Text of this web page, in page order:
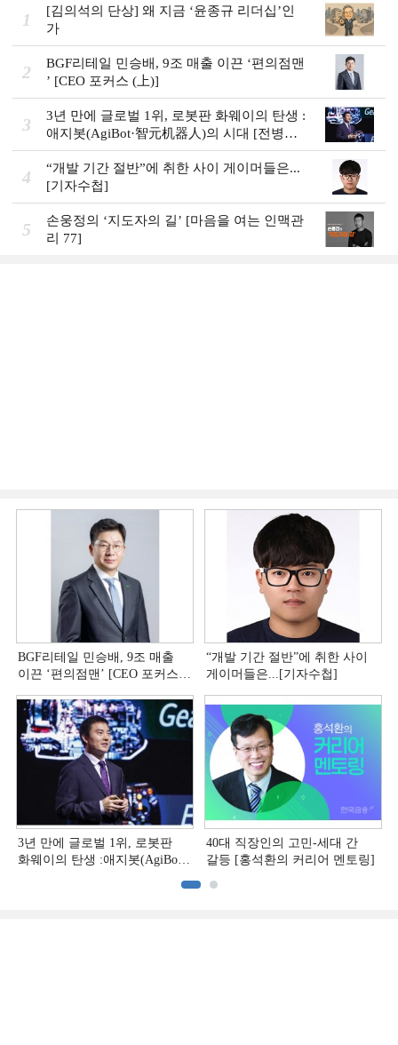
1
[김의석의 단상] 왜 지금 ‘윤종규 리더십’인
가
2
BGF리테일 민승배, 9조 매출 이끈 ‘편의점맨
ʼ [CEO 포커스 (上)]
3
3년 만에 글로벌 1위, 로봇판 화웨이의 탄생 :
애지봇(AgiBot·智元机器人)의 시대 [전병서
의 中 첨단기업 리포트⑬]
4
“개발 기간 절반”에 취한 사이 게이머들은...
[기자수첩]
5
손웅정의 ‘지도자의 길’ [마음을 여는 인맥관
리 77]
BGF리테일 민승배, 9조 매출
이끈 ‘편의점맨ʼ [CEO 포커스
“개발 기간 절반”에 취한 사이
게이머들은...[기자수첩]
3년 만에 글로벌 1위, 로봇판
화웨이의 탄생 :애지봇(AgiBot·
40대 직장인의 고민-세대 간
갈등 [홍석환의 커리어 멘토링]